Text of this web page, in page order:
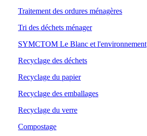
Traitement des ordures ménagères
Tri des déchets ménager
SYMCTOM Le Blanc et l'environnement
Recyclage des déchets
Recyclage du papier
Recyclage des emballages
Recyclage du verre
Compostage